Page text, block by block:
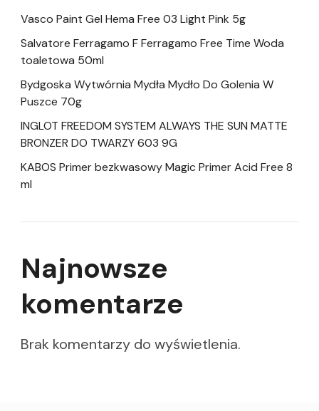
Vasco Paint Gel Hema Free 03 Light Pink 5g
Salvatore Ferragamo F Ferragamo Free Time Woda
toaletowa 50ml
Bydgoska Wytwórnia Mydła Mydło Do Golenia W
Puszce 70g
INGLOT FREEDOM SYSTEM ALWAYS THE SUN MATTE
BRONZER DO TWARZY 603 9G
KABOS Primer bezkwasowy Magic Primer Acid Free 8
ml
Najnowsze
komentarze
Brak komentarzy do wyświetlenia.